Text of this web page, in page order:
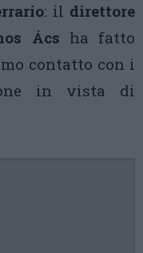
: il direttore
Ács ha fatto
contatto con i
in vista di